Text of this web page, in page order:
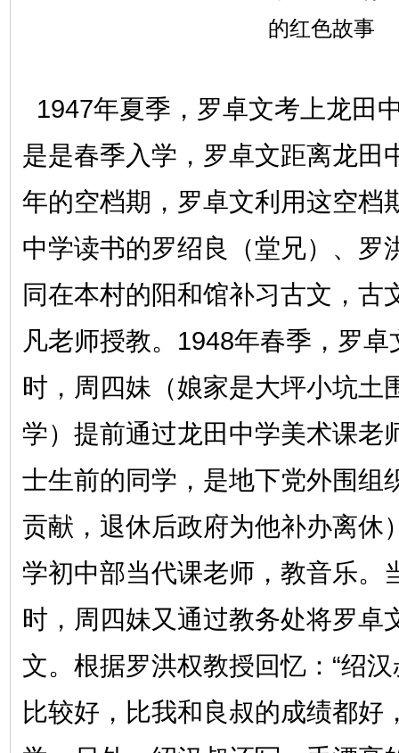
1947年夏季，罗卓文考上龙田
是是春季入学，罗卓文距离龙田
年的空档期，罗卓文利用这空档
中学读书的罗绍良（堂兄）、罗
同在本村的阳和馆补习古文，古
凡老师授教。1948年春季，罗
时，周四妹（娘家是大坪小坑土
学）提前通过龙田中学美术课老
士生前的同学，是地下党外围组
贡献，退休后政府为他补办离休
学初中部当代课老师，教音乐。
时，周四妹又通过教务处将罗卓
文。根据罗洪权教授回忆：“绍
比较好，比我和良叔的成绩都好